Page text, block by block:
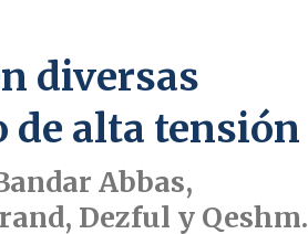
diversas
de alta tensión
Abbas,
Dezful y Qeshm.